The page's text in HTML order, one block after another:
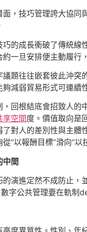
，技巧管理誇大協
的成長衝破了傳統
一旦安排便主動履行
題往往嵌套彼此沖
減弱貿易形式可連續
回根結底會招致人的
享空間度。價值取向是
對人的差別性與主
“以報酬目標”滑向“以
中間
演進定然不成防止
字公共管理要在軌制